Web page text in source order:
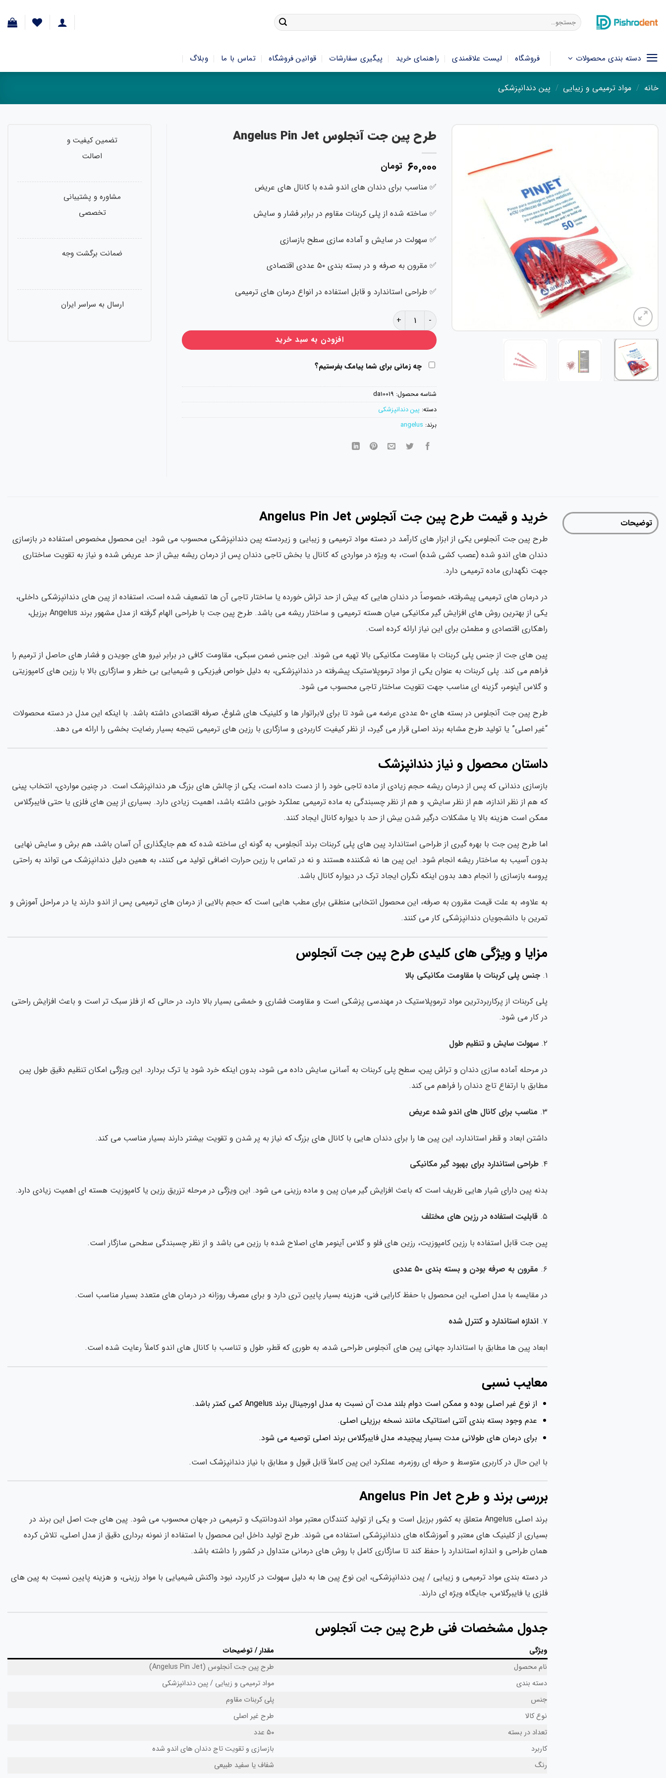
جستجو
برای:
دسته بندی محصولات فروشگاه لیست علاقمندی راهنمای خرید پیگیری سفارشات قوانین فروشگاه تماس با ما وبلاگ
خانه / مواد ترمیمی و زیبایی / پین دندانپزشکی
طرح پین جت آنجلوس Angelus Pin Jet
۶۰,۰۰۰ تومان
✅ مناسب برای دندان های اندو شده با کانال های عریض
✅ ساخته شده از پلی کربنات مقاوم در برابر فشار و سایش
✅ سهولت در سایش و آماده سازی سطح بازسازی
✅ مقرون به صرفه و در بسته بندی ۵۰ عددی اقتصادی
✅ طراحی استاندارد و قابل استفاده در انواع درمان های ترمیمی
طرح پین جت آنجلوس Angelus Pin Jet عدد
افزودن به سبد خرید
چه زمانی برای شما پیامک بفرستیم؟
شناسه محصول: da10019
دسته: پین دندانپزشکی
برند: angelus
تضمین کیفیت و
اصالت
مشاوره و پشتیبانی
تخصصی
ضمانت برگشت وجه
ارسال به سراسر ایران
توضیحات خرید و قیمت طرح پین جت آنجلوس Angelus Pin Jet
طرح پین جت آنجلوس یکی از ابزار های کارآمد در دسته مواد ترمیمی و زیبایی و زیردسته پین دندانپزشکی محسوب می شود. این محصول مخصوص استفاده در بازسازی
دندان های اندو شده (عصب کشی شده) است، به ویژه در مواردی که کانال یا بخش تاجی دندان پس از درمان ریشه بیش از حد عریض شده و نیاز به تقویت ساختاری
جهت نگهداری ماده ترمیمی دارد.
در درمان های ترمیمی پیشرفته، خصوصاً در دندان هایی که بیش از حد تراش خورده یا ساختار تاجی آن ها تضعیف شده است، استفاده از پین های دندانپزشکی داخلی،
یکی از بهترین روش های افزایش گیر مکانیکی میان هسته ترمیمی و ساختار ریشه می باشد. طرح پین جت با طراحی الهام گرفته از مدل مشهور برند Angelus برزیل،
راهکاری اقتصادی و مطمئن برای این نیاز ارائه کرده است.
پین های جت از جنس پلی کربنات با مقاومت مکانیکی بالا تهیه می شوند. این جنس ضمن سبکی، مقاومت کافی در برابر نیرو های جویدن و فشار های حاصل از ترمیم را
فراهم می کند. پلی کربنات به عنوان یکی از مواد ترموپلاستیک پیشرفته در دندانپزشکی، به دلیل خواص فیزیکی و شیمیایی بی خطر و سازگاری بالا با رزین های کامپوزیتی
و گلاس آینومر، گزینه ای مناسب جهت تقویت ساختار تاجی محسوب می شود.
طرح پین جت آنجلوس در بسته های ۵۰ عددی عرضه می شود تا برای لابراتوار ها و کلینیک های شلوغ، صرفه اقتصادی داشته باشد. با اینکه این مدل در دسته محصولات
“غیر اصلی” یا تولید طرح مشابه برند اصلی قرار می گیرد، از نظر کیفیت کاربردی و سازگاری با رزین های ترمیمی نتیجه بسیار رضایت بخشی را ارائه می دهد.
داستان محصول و نیاز دندانپزشک
بازسازی دندانی که پس از درمان ریشه حجم زیادی از ماده تاجی خود را از دست داده است، یکی از چالش های بزرگ هر دندانپزشک است. در چنین مواردی، انتخاب پینی
که هم از نظر اندازه، هم از نظر سایش، و هم از نظر چسبندگی به ماده ترمیمی عملکرد خوبی داشته باشد، اهمیت زیادی دارد. بسیاری از پین های فلزی یا حتی فایبرگلاس
ممکن است هزینه بالا یا مشکلات درگیر شدن بیش از حد با دیواره کانال ایجاد کنند.
اما طرح پین جت با بهره گیری از طراحی استاندارد پین های پلی کربنات برند آنجلوس، به گونه ای ساخته شده که هم جایگذاری آن آسان باشد، هم برش و سایش نهایی
بدون آسیب به ساختار ریشه انجام شود. این پین ها نه شکننده هستند و نه در تماس با رزین حرارت اضافی تولید می کنند، به همین دلیل دندانپزشک می تواند به راحتی
پروسه بازسازی را انجام دهد بدون اینکه نگران ایجاد ترک در دیواره کانال باشد.
به علاوه، به علت قیمت مقرون به صرفه، این محصول انتخابی منطقی برای مطب هایی است که حجم بالایی از درمان های ترمیمی پس از اندو دارند یا در مراحل آموزش و
تمرین با دانشجویان دندانپزشکی کار می کنند.
مزایا و ویژگی های کلیدی طرح پین جت آنجلوس
۱. جنس پلی کربنات با مقاومت مکانیکی بالا
پلی کربنات از پرکاربردترین مواد ترموپلاستیک در مهندسی پزشکی است و مقاومت فشاری و خمشی بسیار بالا دارد، در حالی که از فلز سبک تر است و باعث افزایش راحتی
در کار می شود.
۲. سهولت سایش و تنظیم طول
در مرحله آماده سازی دندان و تراش پین، سطح پلی کربنات به آسانی سایش داده می شود، بدون اینکه خرد شود یا ترک بردارد. این ویژگی امکان تنظیم دقیق طول پین
مطابق با ارتفاع تاج دندان را فراهم می کند.
۳. مناسب برای کانال های اندو شده عریض
داشتن ابعاد و قطر استاندارد، این پین ها را برای دندان هایی با کانال های بزرگ که نیاز به پر شدن و تقویت بیشتر دارند بسیار مناسب می کند.
۴. طراحی استاندارد برای بهبود گیر مکانیکی
بدنه پین دارای شیار هایی ظریف است که باعث افزایش گیر میان پین و ماده رزینی می شود. این ویژگی در مرحله تزریق رزین یا کامپوزیت هسته ای اهمیت زیادی دارد.
۵. قابلیت استفاده در رزین های مختلف
پین جت قابل استفاده با رزین کامپوزیت، رزین های فلو و گلاس آینومر های اصلاح شده با رزین می باشد و از نظر چسبندگی سطحی سازگار است.
۶. مقرون به صرفه بودن و بسته بندی ۵۰ عددی
در مقایسه با مدل اصلی، این محصول با حفظ کارایی فنی، هزینه بسیار پایین تری دارد و برای مصرف روزانه در درمان های متعدد بسیار مناسب است.
۷. اندازه استاندارد و کنترل شده
ابعاد پین ها مطابق با استاندارد جهانی پین های آنجلوس طراحی شده، به طوری که قطر، طول و تناسب با کانال های اندو کاملاً رعایت شده است.
معایب نسبی
از نوع غیر اصلی بوده و ممکن است دوام بلند مدت آن نسبت به مدل اورجینال برند Angelus کمی کمتر باشد.
عدم وجود بسته بندی آنتی استاتیک مانند نسخه برزیلی اصلی.
برای درمان های طولانی مدت بسیار پیچیده، مدل فایبرگلاس برند اصلی توصیه می شود.
با این حال در کاربری متوسط و حرفه ای روزمره، عملکرد این پین کاملاً قابل قبول و مطابق با نیاز دندانپزشک است.
بررسی برند و طرح Angelus Pin Jet
برند اصلی Angelus متعلق به کشور برزیل است و یکی از تولید کنندگان معتبر مواد اندودانتیک و ترمیمی در جهان محسوب می شود. پین های جت اصل این برند در
بسیاری از کلینیک های معتبر و آموزشگاه های دندانپزشکی استفاده می شوند. طرح تولید داخل این محصول با استفاده از نمونه برداری دقیق از مدل اصلی، تلاش کرده
همان طراحی و اندازه استاندارد را حفظ کند تا سازگاری کامل با روش های درمانی متداول در کشور را داشته باشد.
در دسته بندی مواد ترمیمی و زیبایی / پین دندانپزشکی، این نوع پین ها به دلیل سهولت در کاربرد، نبود واکنش شیمیایی با مواد رزینی، و هزینه پایین نسبت به پین های
فلزی یا فایبرگلاس، جایگاه ویژه ای دارند.
جدول مشخصات فنی طرح پین جت آنجلوس
ویژگی
مقدار / توضیحات
نام محصول
طرح پین جت آنجلوس (Angelus Pin Jet)
دسته بندی
مواد ترمیمی و زیبایی / پین دندانپزشکی
جنس
پلی کربنات مقاوم
نوع کالا
طرح غیر اصلی
تعداد در بسته
۵۰ عدد
کاربرد
بازسازی و تقویت تاج دندان های اندو شده
رنگ
شفاف یا سفید طبیعی